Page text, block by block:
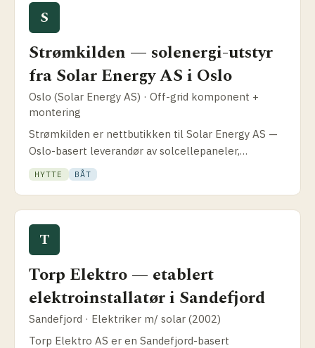
S
Strømkilden — solenergi-utstyr
fra Solar Energy AS i Oslo
Oslo (Solar Energy AS) · Off-grid komponent +
montering
Strømkilden er nett­butikken til Solar Energy AS —
Oslo-basert leverandør av solcellepaneler,
batterier, invertere og regulatorer. Spesielt rettet
mot hytte og selvbygg.
HYTTE BÅT
T
Torp Elektro — etablert
elektroinstallatør i Sandefjord
Sandefjord · Elektriker m/ solar (2002)
Torp Elektro AS er en Sandefjord-basert